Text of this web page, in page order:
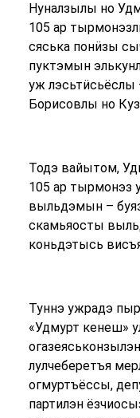
Нуналзылы но
105 ар
сяська понӥзы
пуктэмын
уж
Борисовлы но
Тодэ вайытом,
105 ар тырмонэз
выльдэмын –
скамьяосты
коньдэтысь
Туннэ ужрадэ
«Удмурт кенеш»
лулчеберетъя
огмуртъёссы,
партилэн